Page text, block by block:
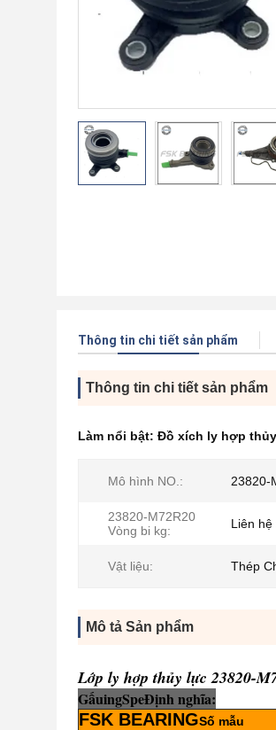
Thông tin chi tiết sản phẩm
Thông tin chi tiết sản phẩm
Làm nổi bật: Đồ xích ly hợp
Mô hình NO.: 23820-
23820-M72R20
Vòng bi kg:
Liên
Vật liệu: Thép
Mô tả Sản phẩm
Lớp ly hợp thủy lực 23820-
GấuingSpeĐịnh nghĩa:
FSK BEARINGSố mẫu